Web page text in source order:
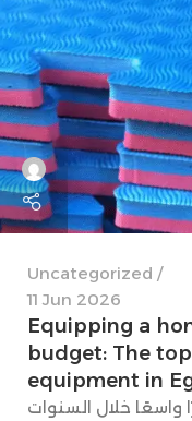
Uncategorized
11 Jun 2026
Equipping a
budget: The
equipment in
واسعًا خلال السنوات